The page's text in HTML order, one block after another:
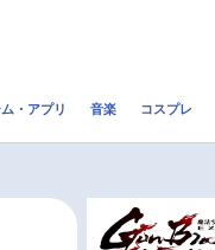
配信・Vtuber
・アプリ 音楽 コスプレ